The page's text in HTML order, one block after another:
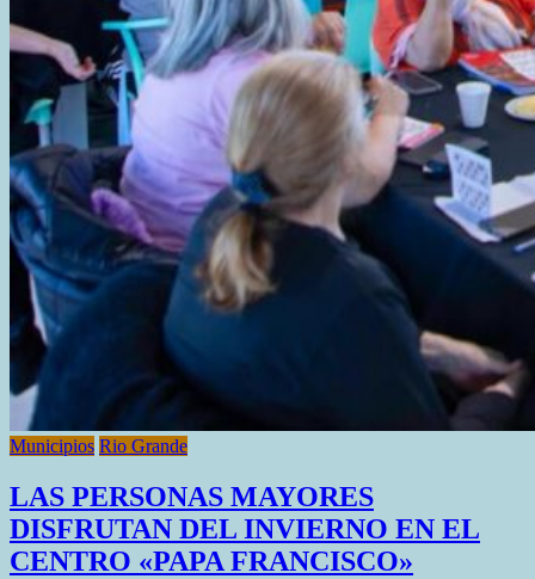
Municipios Rio Grande
LAS PERSONAS MAYORES
DISFRUTAN DEL INVIERNO EN EL
CENTRO «PAPA FRANCISCO»